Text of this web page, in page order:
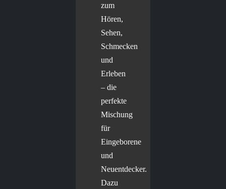
zum
Hören,
Sehen,
Schmecken
und
Erleben
– die
perfekte
Mischung
für
Eingeborene
und
Neuentdecker.
Dazu